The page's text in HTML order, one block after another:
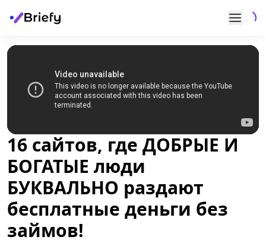
16 сайтов, где ДОБРЫЕ И
БОГАТЫЕ люди
БУКВАЛЬНО раздают
бесплатные деньги без
займов!